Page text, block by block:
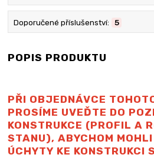
Doporučené příslušenství: 5
POPIS PRODUKTU
PŘI OBJEDNÁVCE
PROSÍME UVEĎTE DO
KONSTRUKCE (PROFIL A
STANU), ABYCHOM
ÚCHYTY KE KONSTRUKCI